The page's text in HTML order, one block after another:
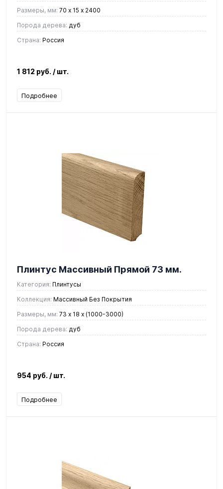
Размеры, мм: 70 х 15 х 2400
Порода дерева: дуб
Страна: Россия
1 812 руб. / шт.
Подробнее
Плинтус Массивный Прямой 73 мм.
Категория: Плинтусы
Коллекция: Массивный Без Покрытия
Размеры, мм: 73 x 18 х (1000-3000)
Порода дерева: дуб
Страна: Россия
954 руб. / шт.
Подробнее